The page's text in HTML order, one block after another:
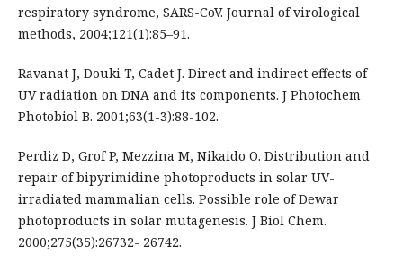
respiratory syndrome, SARS-CoV. Journal of virological
methods, 2004;121(1):85–91.
Ravanat J, Douki T, Cadet J. Direct and indirect effects of
UV radiation on DNA and its components. J Photochem
Photobiol B. 2001;63(1-3):88-102.
Perdiz D, Grof P, Mezzina M, Nikaido O. Distribution and
repair of bipyrimidine photoproducts in solar UV-
irradiated mammalian cells. Possible role of Dewar
photoproducts in solar mutagenesis. J Biol Chem.
2000;275(35):26732- 26742.